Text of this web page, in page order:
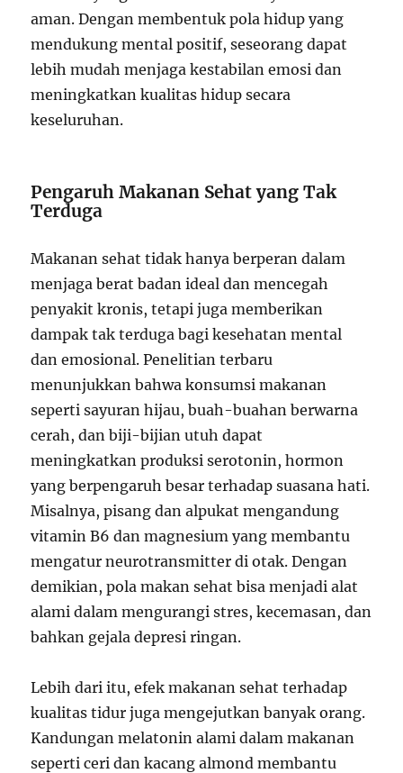
aman. Dengan membentuk pola hidup yang
mendukung mental positif, seseorang dapat
lebih mudah menjaga kestabilan emosi dan
meningkatkan kualitas hidup secara
keseluruhan.
Pengaruh Makanan Sehat yang Tak
Terduga
Makanan sehat tidak hanya berperan dalam
menjaga berat badan ideal dan mencegah
penyakit kronis, tetapi juga memberikan
dampak tak terduga bagi kesehatan mental
dan emosional. Penelitian terbaru
menunjukkan bahwa konsumsi makanan
seperti sayuran hijau, buah-buahan berwarna
cerah, dan biji-bijian utuh dapat
meningkatkan produksi serotonin, hormon
yang berpengaruh besar terhadap suasana hati.
Misalnya, pisang dan alpukat mengandung
vitamin B6 dan magnesium yang membantu
mengatur neurotransmitter di otak. Dengan
demikian, pola makan sehat bisa menjadi alat
alami dalam mengurangi stres, kecemasan, dan
bahkan gejala depresi ringan.
Lebih dari itu, efek makanan sehat terhadap
kualitas tidur juga mengejutkan banyak orang.
Kandungan melatonin alami dalam makanan
seperti ceri dan kacang almond membantu